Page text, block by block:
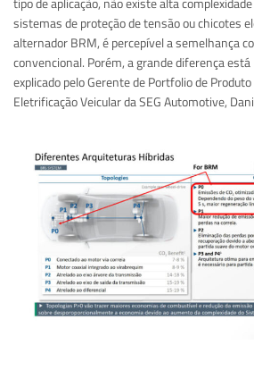
sistemas de proteção de tensão ou chicotes
alternador BRM, é percepível a semelhança
convencional. Porém, a grande diferença
explicado pelo Gerente de Portfolio de
Eletrificação Veicular da SEG Automotive,